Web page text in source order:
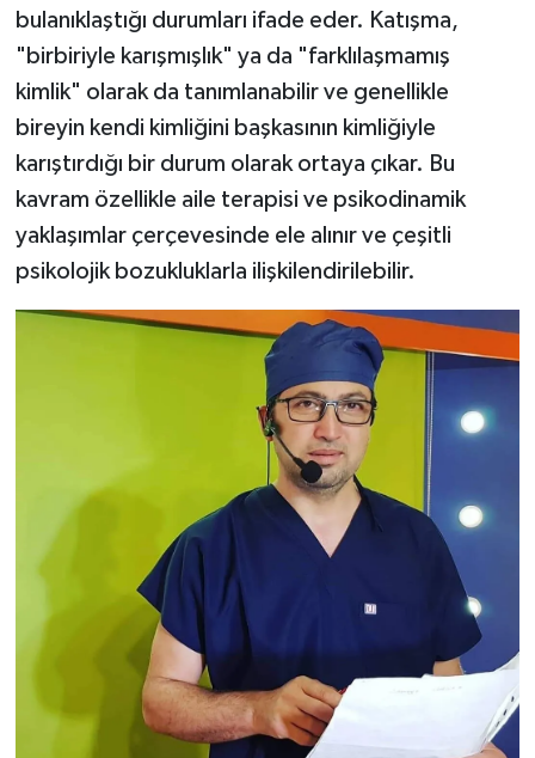
bulanıklaştığı durumları ifade eder. Katışma,
"birbiriyle karışmışlık" ya da "farklılaşmamış
kimlik" olarak da tanımlanabilir ve genellikle
bireyin kendi kimliğini başkasının kimliğiyle
karıştırdığı bir durum olarak ortaya çıkar. Bu
kavram özellikle aile terapisi ve psikodinamik
yaklaşımlar çerçevesinde ele alınır ve çeşitli
psikolojik bozukluklarla ilişkilendirilebilir.